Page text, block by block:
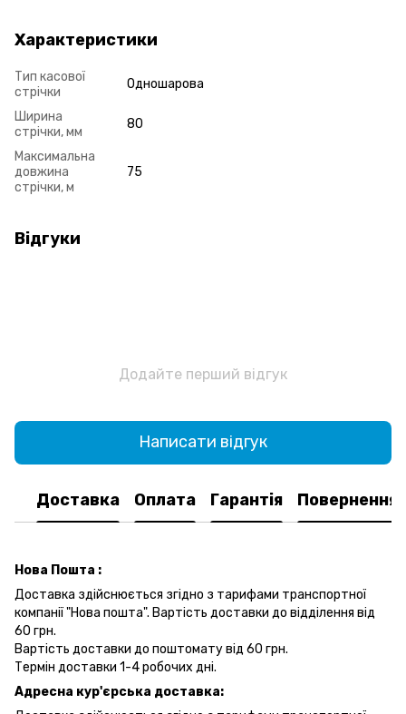
Характеристики
Тип касової
стрічки
Одношарова
Ширина
стрічки, мм
80
Максимальна
довжина
стрічки, м
75
Відгуки
Додайте перший відгук
Написати відгук
Доставка Оплата Гарантія Повернення
Нова Пошта :
Доставка здійснюється згідно з тарифами транспортної
компанії "Нова пошта". Вартість доставки до відділення від
60 грн.
Вартість доставки до поштомату від 60 грн.
Термін доставки 1-4 робочих дні.
Адресна кур'єрська доставка: